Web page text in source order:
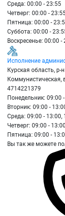
Среда: 00:00 - 23:55
Четверг: 00:00 -
Пятница: 00:00 -
Суббота: 00:00 -
Воскресенье: 00:00 -
Исполнение
Курская область,
Коммунистическая,
4714221379
Понедельник: 09:00
Вторник: 09:00 -
Среда: 09:00 - 13:00,
Четверг: 09:00 -
Пятница: 09:00 -
Вы так же можете